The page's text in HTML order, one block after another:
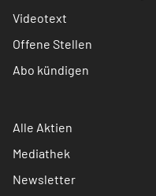
Videotext
Offene Stellen
Abo kündigen
Alle Aktien
Mediathek
Newsletter